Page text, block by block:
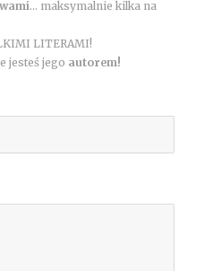
... maksymalnie kilka na
LITERAMI!
jesteś jego autorem!